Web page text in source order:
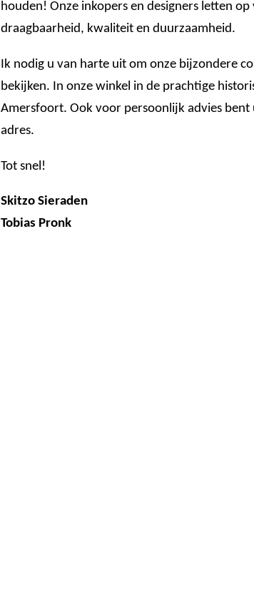
houden! Onze inkopers en designers letten
draagbaarheid, kwaliteit en duurzaamheid.
Ik nodig u van harte uit om onze bijzondere
bekijken. In onze winkel in de prachtige
Amersfoort. Ook voor persoonlijk advies bent
adres.
Tot snel!
Skitzo Sieraden
Tobias Pronk